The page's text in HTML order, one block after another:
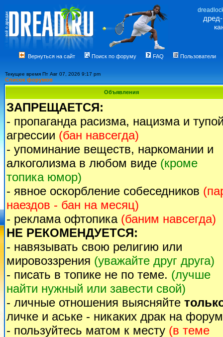
Вернуться на сайт Поиск по форуму FAQ Пользователи
Текущее время Пт Авг 07, 2026 9:17 pm
Список форумов
Объявления
ЗАПРЕЩАЕТСЯ:
- пропаганда расизма, нацизма и
агрессии (бан навсегда)
- упоминание веществ, наркомании и
алкоголизма в любом виде (кроме
топика юмор)
- явное оскорбление собеседников
наездов - бан на месяц)
- реклама офтопика (баним навсегда)
НЕ РЕКОМЕНДУЕТСЯ:
- навязывать свою религию или
мировоззрения (уважайте друг друга)
- писать в топике не по теме. (лучше
найти нужный или завести свой)
- личные отношения выясняйте
личке и аське - никаких драк на
- пользуйтесь матом к месту (в теме